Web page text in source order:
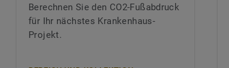
Berechnen Sie den CO2-Fußabdruck
für Ihr nächstes Krankenhaus-
Projekt.